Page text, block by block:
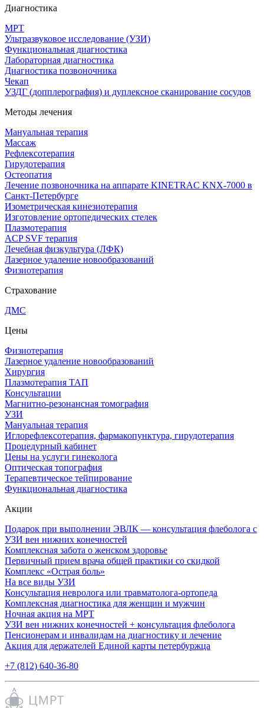
Диагностика
МРТ
Ультразвуковое исследование (УЗИ)
Функциональная диагностика
Лабораторная диагностика
Диагностика позвоночника
Чекап
УЗДГ (допплерография) и дуплексное сканирование сосудов
Методы лечения
Мануальная терапия
Массаж
Рефлексотерапия
Гирудотерапия
Остеопатия
Лечение позвоночника на аппарате KINETRAC KNX-7000 в
Санкт-Петербурге
Изометрическая кинезиотерапия
Изготовление ортопедических стелек
Плазмотерапия
ACP SVF терапия
Лечебная физкультура (ЛФК)
Лазерное удаление новообразований
Физиотерапия
Страхование
ДМС
Цены
Физиотерапия
Лазерное удаление новообразований
Хирургия
Плазмотерапия ТАП
Консультации
Магнитно-резонансная томография
УЗИ
Мануальная терапия
Иглорефлексотерапия, фармакопунктура, гирудотерапия
Процедурный кабинет
Цены на услуги гинеколога
Оптическая топография
Терапевтическое тейпирование
Функциональная диагностика
Акции
Подарок при выполнении ЭВЛК — консультация флеболога с
УЗИ вен нижних конечностей
Комплексная забота о женском здоровье
Первичный прием врача общей практики со скидкой
Комплекс «Острая боль»
На все виды УЗИ
Консультация невролога или травматолога-ортопеда
Комплексная диагностика для женщин и мужчин
Ночная акция на МРТ
УЗИ вен нижних конечностей + консультация флеболога
Пенсионерам и инвалидам на диагностику и лечение
Акция для держателей Единой карты петербуржца
+7 (812) 640-36-80